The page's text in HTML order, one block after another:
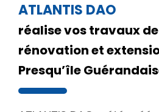
ATLANTIS DAO
réalise vos travaux
rénovation et
Presqu’île